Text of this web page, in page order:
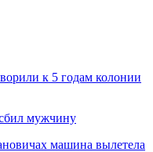
к 5 годам колонии
мужчину
машина вылетела